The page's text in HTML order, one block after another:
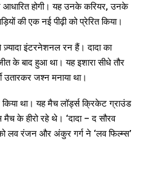
आधारित होगी। यह उनके करियर, उनके
की एक नई पीढ़ी को प्रेरित किया।
इंटरनेशनल रन हैं। दादा का
के बाद हुआ था। यह इशारा सीधे तौर
उतारकर जश्न मनाया था।
था। यह मैच लॉर्ड्स क्रिकेट ग्राउंड
के हीरो रहे थे। ‘दादा – द सौरव
को लव रंजन और अंकुर गर्ग ने ‘लव फिल्म्स’